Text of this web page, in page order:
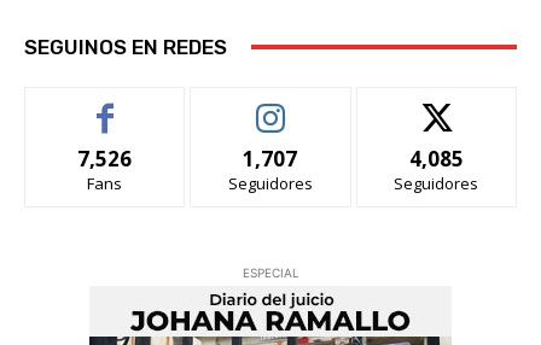
SEGUINOS EN REDES
7,526
Fans
1,707
Seguidores
4,085
Seguidores
ESPECIAL